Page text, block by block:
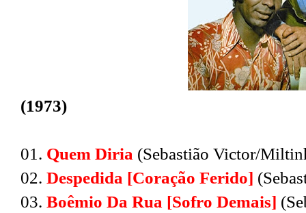
(1973)
01. Quem Diria (Sebastião Victor/
02. Despedida [Coração Ferido]
03. Boêmio Da Rua [Sofro Demais]